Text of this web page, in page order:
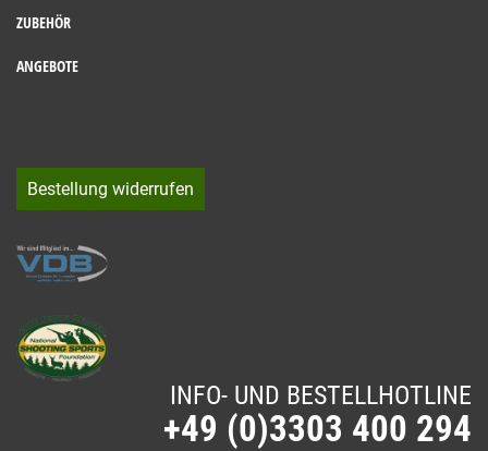
ZUBEHÖR
ANGEBOTE
Bestellung widerrufen
INFO- UND BESTELLHOTLINE
+49 (0)3303 400 294